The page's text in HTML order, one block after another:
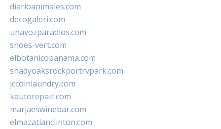
diarioanimales.com
decogaleri.com
unavozparadios.com
shoes-vert.com
elbotanicopanama.com
shadyoaksrockportrvpark.com
jccoinlaundry.com
kautorepair.com
marjaeswinebar.com
elmazatlanclinton.com